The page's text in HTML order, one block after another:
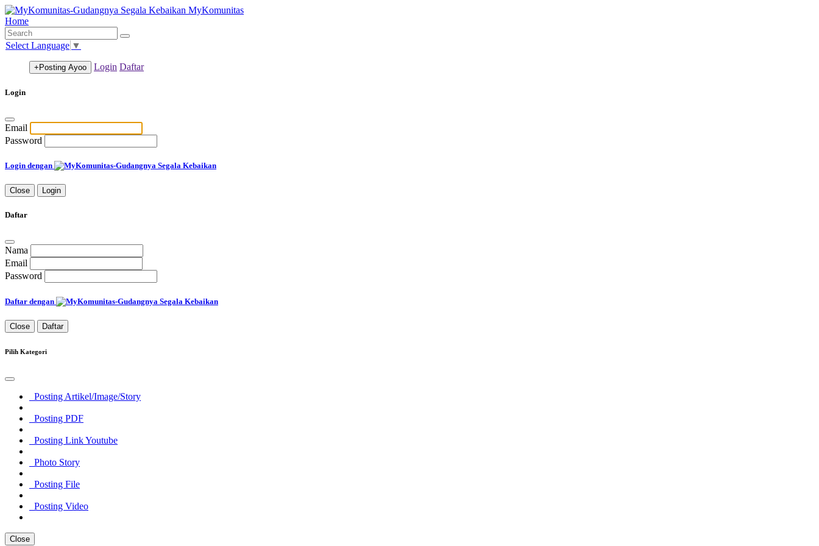
MyKomunitas
Home
Select Language ▼
+Posting Ayoo Login Daftar
Login
Email
Password
Login dengan
Close Login
Daftar
Nama
Email
Password
Daftar dengan
Close Daftar
Pilih Kategori
Posting Artikel/Image/Story
Posting PDF
Posting Link Youtube
Photo Story
Posting File
Posting Video
Close